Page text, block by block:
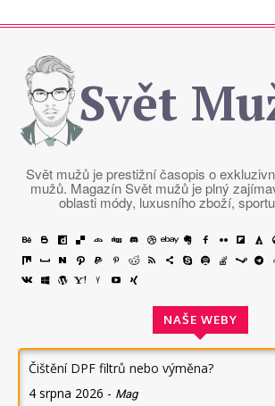
Svět
Svět mužů je prestižní časopis o
mužů. Magazín Svět mužů je plný
oblasti módy, luxusního zboží,
NAŠE WEBY
Čištění DPF filtrů nebo výměna?
4 srpna 2026 - Mag